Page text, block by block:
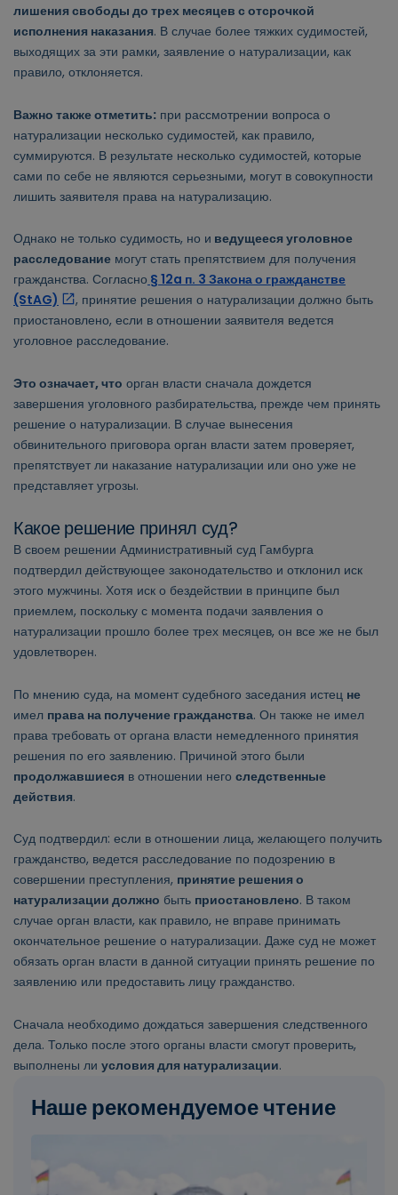
лишения свободы до трех месяцев с отсрочкой
исполнения наказания. В случае более тяжких судимостей,
выходящих за эти рамки, заявление о натурализации, как
правило, отклоняется.
Важно также отметить: при рассмотрении вопроса о
натурализации несколько судимостей, как правило,
суммируются. В результате несколько судимостей, которые
сами по себе не являются серьезными, могут в совокупности
лишить заявителя права на натурализацию.
Однако не только судимость, но и ведущееся уголовное
расследование могут стать препятствием для получения
гражданства. Согласно § 12a п. 3 Закона о гражданстве
(StAG)
, принятие решения о натурализации должно быть
приостановлено, если в отношении заявителя ведется
уголовное расследование.
Это означает, что орган власти сначала дождется
завершения уголовного разбирательства, прежде чем принять
решение о натурализации. В случае вынесения
обвинительного приговора орган власти затем проверяет,
препятствует ли наказание натурализации или оно уже не
представляет угрозы.
Какое решение принял суд?
В своем решении Административный суд Гамбурга
подтвердил действующее законодательство и отклонил иск
этого мужчины. Хотя иск о бездействии в принципе был
приемлем, поскольку с момента подачи заявления о
натурализации прошло более трех месяцев, он все же не был
удовлетворен.
По мнению суда, на момент судебного заседания истец не
имел права на получение гражданства. Он также не имел
права требовать от органа власти немедленного принятия
решения по его заявлению. Причиной этого были
продолжавшиеся в отношении него следственные
действия.
Суд подтвердил: если в отношении лица, желающего получить
гражданство, ведется расследование по подозрению в
совершении преступления, принятие решения о
натурализации должно быть приостановлено. В таком
случае орган власти, как правило, не вправе принимать
окончательное решение о натурализации. Даже суд не может
обязать орган власти в данной ситуации принять решение по
заявлению или предоставить лицу гражданство.
Сначала необходимо дождаться завершения следственного
дела. Только после этого органы власти смогут проверить,
выполнены ли условия для натурализации.
Наше рекомендуемое чтение